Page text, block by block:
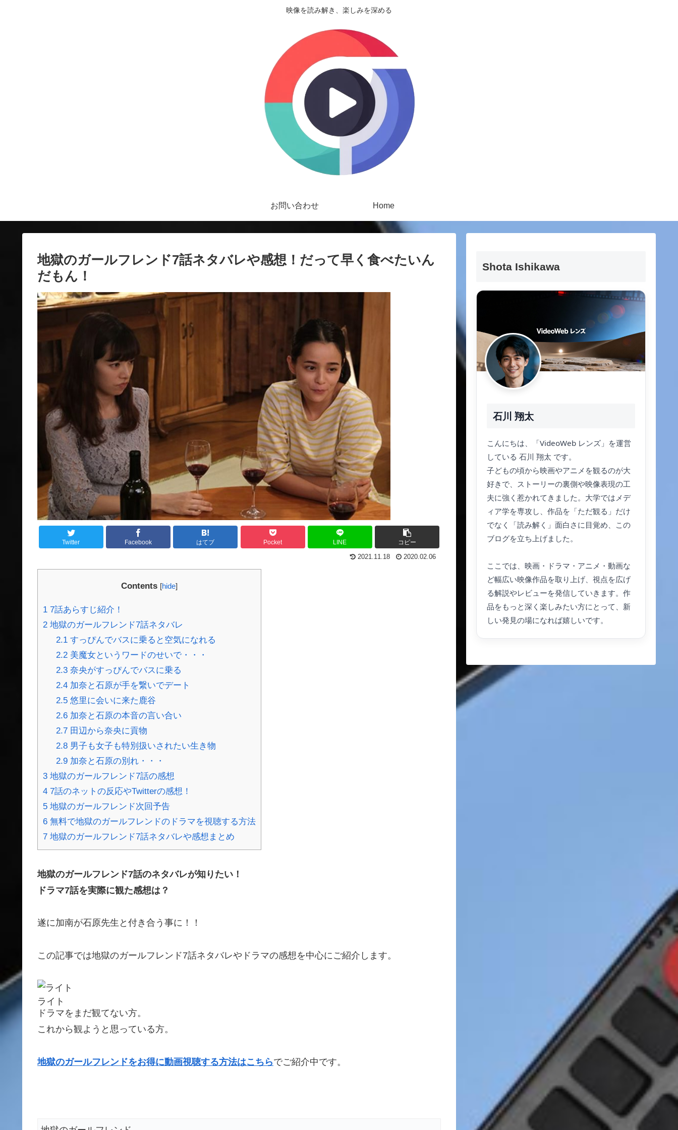
映像を読み解き、楽しみを深める
お問い合わせ Home
地獄のガールフレンド7話ネタバレや感想！だって早く食べたいん
だもん！
Twitter Facebook はてブ Pocket LINE コピー
2021.11.18 2020.02.06
Contents [hide]
1 7話あらすじ紹介！
2 地獄のガールフレンド7話ネタバレ
2.1すっぴんでバスに乗ると空気になれる
2.2美魔女というワードのせいで・・・
2.3奈央がすっぴんでバスに乗る
2.4加奈と石原が手を繋いでデート
2.5悠里に会いに来た鹿谷
2.6加奈と石原の本音の言い合い
2.7田辺から奈央に貢物
2.8男子も女子も特別扱いされたい生き物
2.9加奈と石原の別れ・・・
3 地獄のガールフレンド7話の感想
4 7話のネットの反応やTwitterの感想！
5 地獄のガールフレンド次回予告
6 無料で地獄のガールフレンドのドラマを視聴する方法
7 地獄のガールフレンド7話ネタバレや感想まとめ
地獄のガールフレンド7話のネタバレが知りたい！
ドラマ7話を実際に観た感想は？
遂に加南が石原先生と付き合う事に！！
この記事では地獄のガールフレンド7話ネタバレやドラマの感想を中心にご紹介します。
ライト
ドラマをまだ観てない方。
これから観ようと思っている方。
地獄のガールフレンドをお得に動画視聴する方法はこちらでご紹介中です。
Shota Ishikawa
石川 翔太
こんにちは、「VideoWeb レンズ」を運営
している 石川 翔太 です。
子どもの頃から映画やアニメを観るのが大
好きで、ストーリーの裏側や映像表現の工
夫に強く惹かれてきました。大学ではメデ
ィア学を専攻し、作品を「ただ観る」だけ
でなく「読み解く」面白さに目覚め、この
ブログを立ち上げました。
ここでは、映画・ドラマ・アニメ・動画な
ど幅広い映像作品を取り上げ、視点を広げ
る解説やレビューを発信していきます。作
品をもっと深く楽しみたい方にとって、新
しい発見の場になれば嬉しいです。